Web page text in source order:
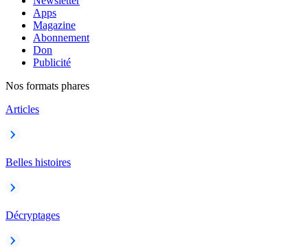
Apps
Magazine
Abonnement
Don
Publicité
Nos formats phares
Articles
Belles histoires
Décryptages